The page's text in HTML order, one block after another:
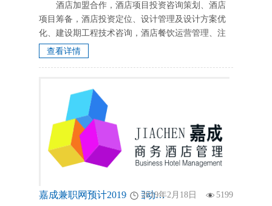
酒店加盟合作，酒店项目投资咨询策划、酒店
项目筹备，酒店投资定位、设计管理及设计方案优
化、建设期工程技术咨询，酒店餐饮运营管理、注
重于团队稳健与酒店行业发展，顾问式加盟合作，
委托管理，全托运用管理方案...
查看详情
嘉成兼职网预计2019年启动投放全国市场
2019年2月18日
5199